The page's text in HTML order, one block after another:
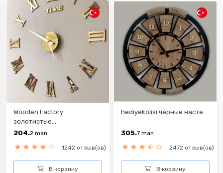
Wooden Factory
золотистые...
204.2 man
1242 отзыв(ов)
В корзину
hediyekolisi чёрные насте...
305.7 man
2472 отзыв(ов)
В корзину